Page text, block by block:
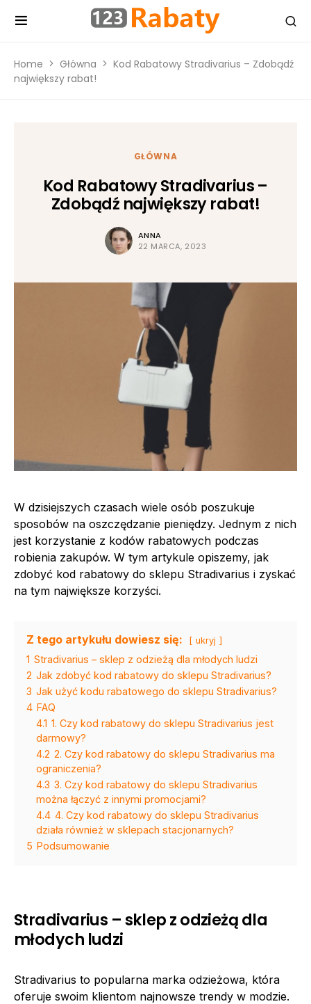
Home Główna
Kod Rabatowy Stradivarius – Zdobądź
największy rabat!
GŁÓWNA
Kod Rabatowy Stradivarius –
Zdobądź największy rabat!
ANNA
22 MARCA, 2023
W dzisiejszych czasach wiele osób poszukuje
sposobów na oszczędzanie pieniędzy. Jednym z nich
jest korzystanie z kodów rabatowych podczas
robienia zakupów. W tym artykule opiszemy, jak
zdobyć kod rabatowy do sklepu Stradivarius i zyskać
na tym największe korzyści.
Z tego artykułu dowiesz się: ukryj
1 Stradivarius – sklep z odzieżą dla młodych ludzi
2 Jak zdobyć kod rabatowy do sklepu Stradivarius?
3 Jak użyć kodu rabatowego do sklepu Stradivarius?
4 FAQ
4.1 1. Czy kod rabatowy do sklepu Stradivarius jest
darmowy?
4.2 2. Czy kod rabatowy do sklepu Stradivarius ma
ograniczenia?
4.3 3. Czy kod rabatowy do sklepu Stradivarius
można łączyć z innymi promocjami?
4.4 4. Czy kod rabatowy do sklepu Stradivarius
działa również w sklepach stacjonarnych?
5 Podsumowanie
Stradivarius – sklep z odzieżą dla
młodych ludzi
Stradivarius to popularna marka odzieżowa, która
oferuje swoim klientom najnowsze trendy w modzie.